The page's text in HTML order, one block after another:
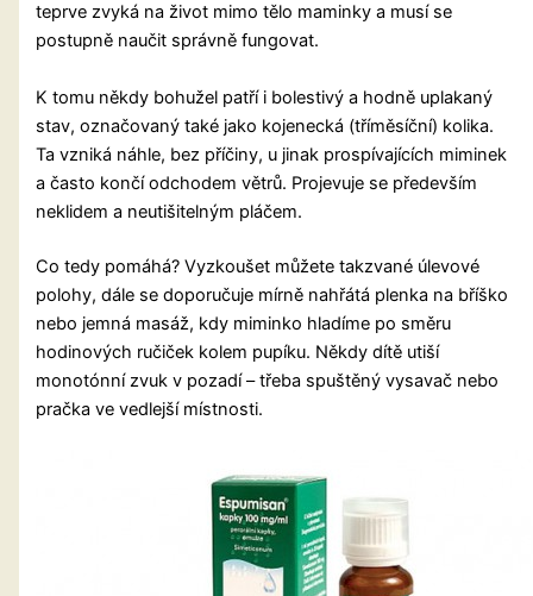
teprve zvyká na život mimo tělo maminky a musí se
postupně naučit správně fungovat.
K tomu někdy bohužel patří i bolestivý a hodně uplakaný
stav, označovaný také jako kojenecká (tříměsíční) kolika.
Ta vzniká náhle, bez příčiny, u jinak prospívajících miminek
a často končí odchodem větrů. Projevuje se především
neklidem a neutišitelným pláčem.
Co tedy pomáhá? Vyzkoušet můžete takzvané úlevové
polohy, dále se doporučuje mírně nahřátá plenka na bříško
nebo jemná masáž, kdy miminko hladíme po směru
hodinových ručiček kolem pupíku. Někdy dítě utiší
monotónní zvuk v pozadí – třeba spuštěný vysavač nebo
pračka ve vedlejší místnosti.